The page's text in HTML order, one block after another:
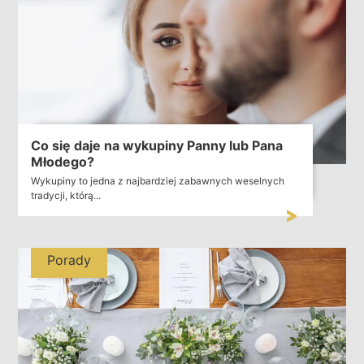
Co się daje na wykupiny Panny lub Pana
Młodego?
Wykupiny to jedna z najbardziej zabawnych weselnych
tradycji, którą...
Porady